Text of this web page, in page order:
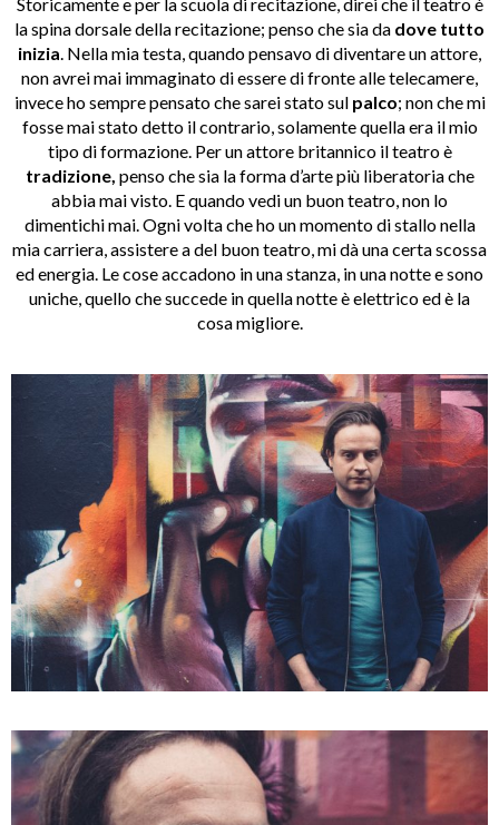
la spina dorsale della recitazione; penso che sia da dove tutto
inizia. Nella mia testa, quando pensavo di diventare un attore,
non avrei mai immaginato di essere di fronte alle telecamere,
invece ho sempre pensato che sarei stato sul palco; non che mi
fosse mai stato detto il contrario, solamente quella era il mio
tipo di formazione. Per un attore britannico il teatro è
tradizione, penso che sia la forma d’arte più liberatoria che
abbia mai visto. E quando vedi un buon teatro, non lo
dimentichi mai. Ogni volta che ho un momento di stallo nella
mia carriera, assistere a del buon teatro, mi dà una certa scossa
ed energia. Le cose accadono in una stanza, in una notte e sono
uniche, quello che succede in quella notte è elettrico ed è la
cosa migliore.